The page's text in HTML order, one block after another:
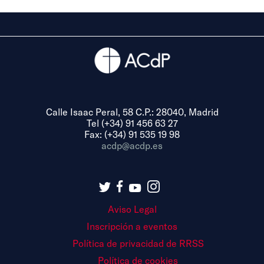
Calle Isaac Peral, 58 C.P.: 28040, Madrid
Tel (+34) 91 456 63 27
Fax: (+34) 91 535 19 98
acdp@acdp.es
Aviso Legal
Inscripción a eventos
Política de privacidad de RRSS
Política de cookies